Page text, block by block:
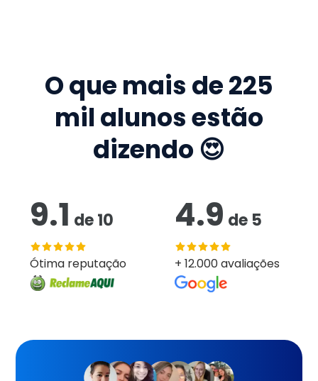
O que mais de225
mil alunos estão
dizendo 😍
9.1 de10
Ótima reputação
4.9 de 5
+ 12.000 avaliações